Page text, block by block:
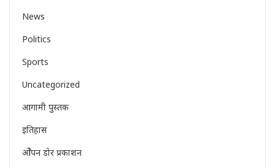
News
Politics
Sports
Uncategorized
आगामी पुस्तक
इतिहास
ओेपन डोर प्रकाशन